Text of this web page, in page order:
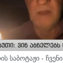
საბოტაჟი -